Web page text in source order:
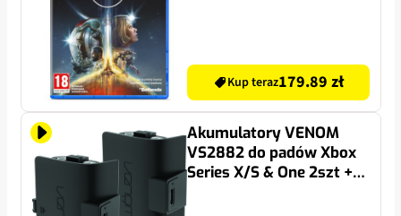
Kup teraz179.89 zł
Akumulatory VENOM
VS2882 do padów Xbox
Series X/S & One 2szt +